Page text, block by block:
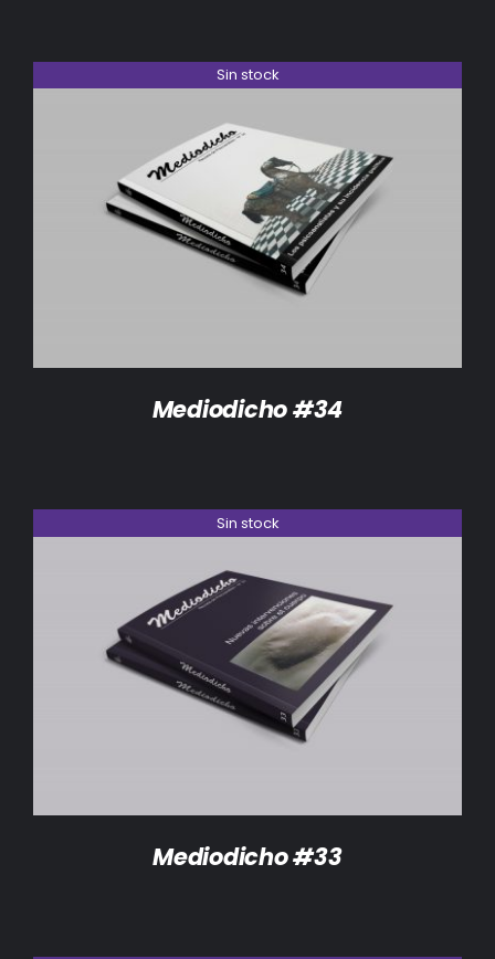
Sin stock
DETALLES
Mediodicho #34
Sin stock
DETALLES
Mediodicho #33